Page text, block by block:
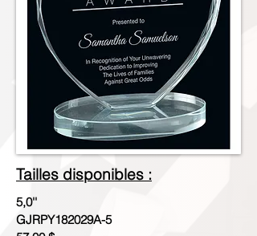
Tailles disponibles :
5,0''
GJRPY182029A-5